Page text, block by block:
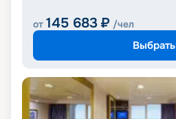
от 145 683 ₽ /чел
Выбрать